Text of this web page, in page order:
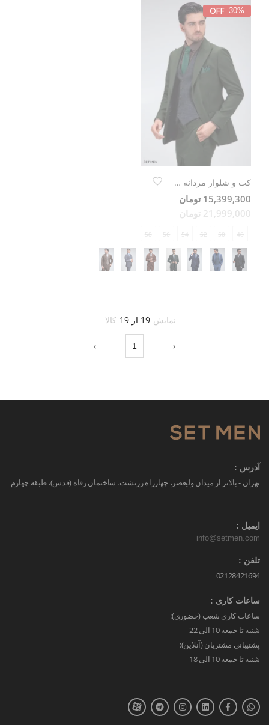
30%
کت و شلوار مردانه سه تکه ژیله دورو
15,399,300 تومان
21,999,000 تومان
48
50
52
54
56
58
نمایش 19 از 19 کالا
1
آدرس :
تهران - بالاتر از میدان ولیعصر، چهارراه زرتشت، ساختمان رفاه (قدس)، طبقه چهارم
ایمیل :
info@setmen.com
تلفن :
02128421694
ساعات کاری :
ساعات کاری شعب (حضوری):
شنبه تا جمعه 10 الی 22
پشتیبانی مشتریان (آنلاین):
شنبه تا جمعه 10 الی 18